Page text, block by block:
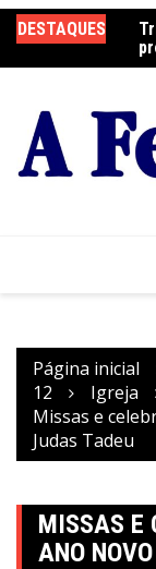
para
o
DESTAQUES
neste sábado
Página inicial
12
Igreja
Missas e
Judas Tadeu
MISSAS E
ANO